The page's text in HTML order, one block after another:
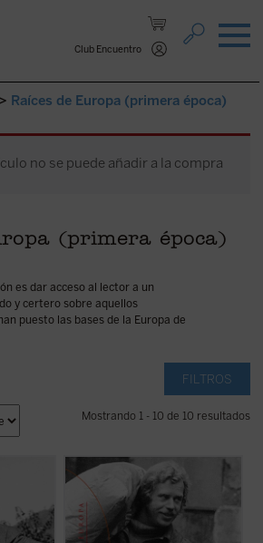
Club Encuentro
> Raíces de Europa (primera época)
no se puede añadir a la compra
(primera época)
es dar acceso al lector a un
y certero sobre aquellos
puesto las bases de la Europa de
FILTROS
Mostrando 1 - 10 de 10 resultados
o
de
marcha
El poder de los sin poder
es una de las
obras más importantes de Václav Havel
(1936-2011), un ensayo que constituyó un
verdadero grito de libertad en los años
setenta y que pronto se convertiría en un
manifiesto de la disidencia en ...